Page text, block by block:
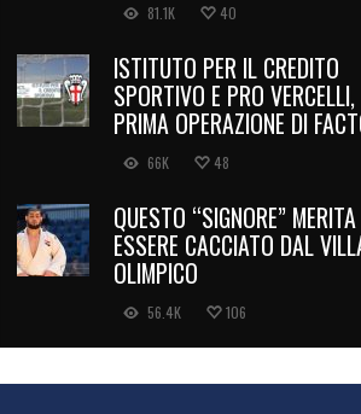
81.1K 40
ISTITUTO PER IL CREDITO
SPORTIVO E PRO VERCELLI,
PRIMA OPERAZIONE DI
66K 48
QUESTO “SIGNORE”
ESSERE CACCIATO DAL
OLIMPICO
56.4K 106